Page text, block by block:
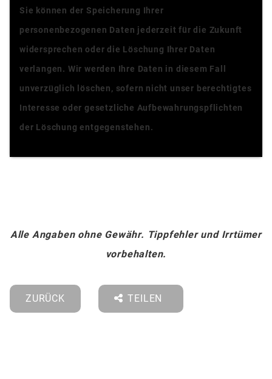
Sie können der Speicherung Ihrer
personenbezogenen Daten jederzeit für die Zukunft
widersprechen oder die Löschung Ihrer Daten
verlangen. Wir werden Ihre Daten in diesem Fall
unverzüglich löschen, sofern nicht unser berechtigtes
Interesse oder gesetzliche Aufbewahrungspflichten
der Löschung entgegenstehen.
Alle Angaben ohne Gewähr. Tippfehler und Irrtümer
vorbehalten.
ZURÜCK TEILEN